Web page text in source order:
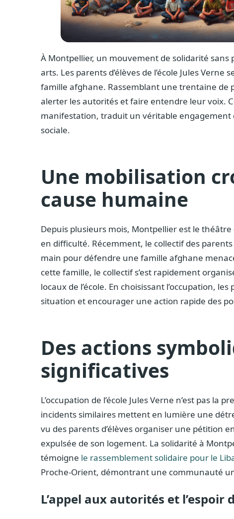
À Montpellier, un mouvement de solidarité
arts. Les parents d’élèves de l’école Jules Verne
famille afghane. Rassemblant une trentaine de
alerter les autorités et faire entendre leur voix.
manifestation, traduit un véritable engagement
sociale.
Une mobilisation
cause humaine
Depuis plusieurs mois, Montpellier est le
en difficulté. Récemment, le collectif des parents
main pour défendre une famille afghane
cette famille, le collectif s’est rapidement
locaux de l’école. En choisissant l’occupation,
situation et encourager une action rapide des
Des actions
significatives
L’occupation de l’école Jules Verne n’est pas la
incidents similaires mettent en lumière une
vu des parents d’élèves organiser une pétition
expulsée de son logement. La solidarité à
témoigne le rassemblement solidaire pour le
Proche-Orient, démontrant une communauté
L’appel aux autorités et l’espoir